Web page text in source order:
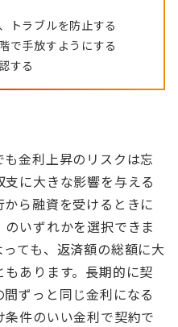
トラブルを防止する
で手放すようにする
する
金利上昇のリスクは忘
に大きな影響を与える
ら融資を受けるときに
いずれかを選択できま
ても、返済額の総額に大
あります。長期的に契
ずっと同じ金利になる
件のいい金利で契約で